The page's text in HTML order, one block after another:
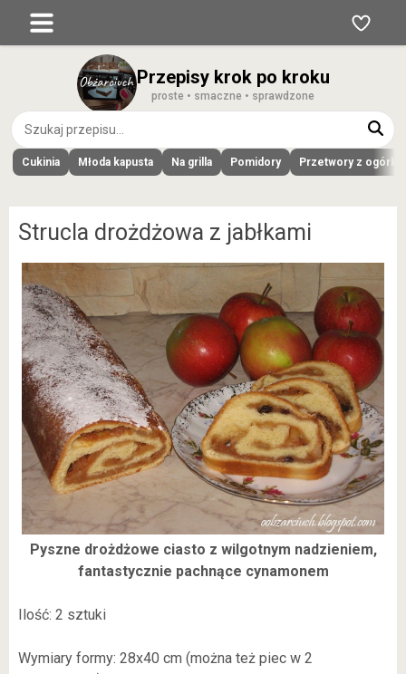
Przepisy krok po kroku
proste • smaczne • sprawdzone
Cukinia Młoda kapusta Na grilla Pomidory Przetwory z
Strucla drożdżowa z jabłkami
Pyszne drożdżowe ciasto z wilgotnym nadzieniem,
fantastycznie pachnące cynamonem
Ilość: 2 sztuki
Wymiary formy: 28x40 cm (można też piec w 2